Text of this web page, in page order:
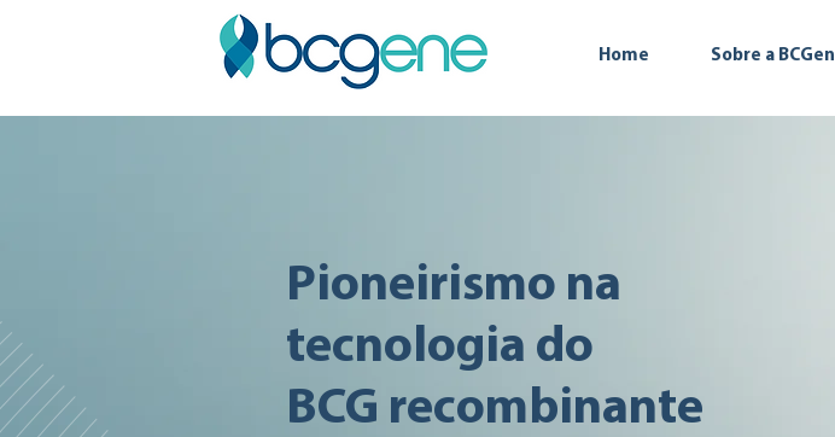
Home Sobre a
Pioneirismo na
tecnologia do
BCG recombinante